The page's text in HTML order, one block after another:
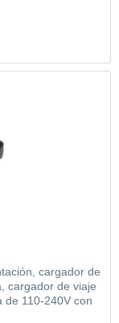
cargador de
cargador de viaje
de 110-240V con